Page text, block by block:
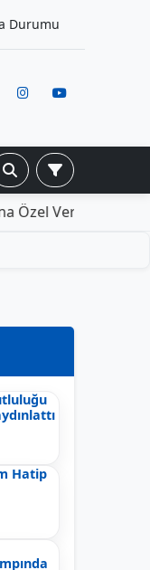
Durumu
İçinde
Hatip